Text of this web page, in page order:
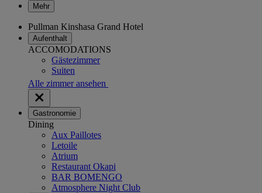
Mehr
Pullman Kinshasa Grand Hotel
Aufenthalt
ACCOMODATIONS
Gästezimmer
Suiten
Alle zimmer ansehen
Gastronomie
Dining
Aux Paillotes
Letoile
Atrium
Restaurant Okapi
BAR BOMENGO
Atmosphere Night Club